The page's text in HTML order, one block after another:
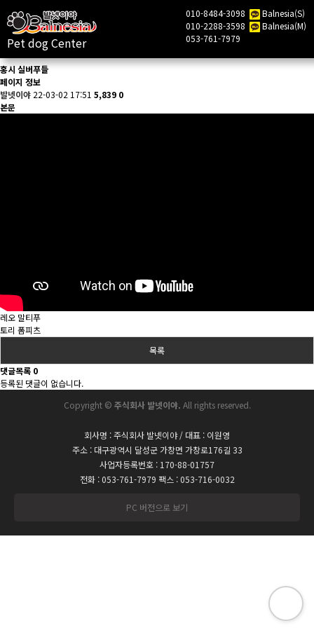
Pet dog Center
010-8484-3098
Balnesia(S)
010-2288-3598
Balnesia(M)
053-761-7979
홍시 실버푸들
페이지 정보
발넷이야 22-03-02 17:51 5,839 0
본문
레오 말티푸
토리 폼피츠
목록
댓글목록 0
등록된 댓글이 없습니다.
Copyright © 주식회사 발넷이야. All rights reserved.
회사명 : 주식회사 발넷이야 / 대표 : 이원영
주소 : 대구광역시 달성군 가창면 가창로176길 33
사업자등록번호 : 170-88-01757
전화 : 053-761-7979 팩스 : 053-716-0032
PC 버전으로 보기